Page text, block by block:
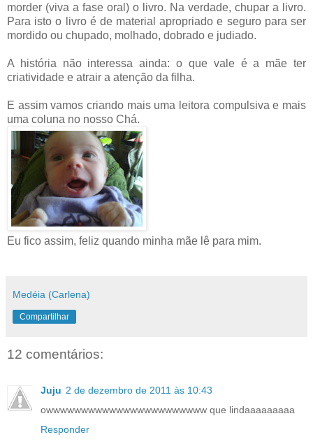
morder (viva a fase oral) o livro. Na verdade, chupar a livro.
Para isto o livro é de material apropriado e seguro para ser
mordido ou chupado, molhado, dobrado e judiado.
A história não interessa ainda: o que vale é a mãe ter
criatividade e atrair a atenção da filha.
E assim vamos criando mais uma leitora compulsiva e mais
uma coluna no nosso Chá.
Eu fico assim, feliz quando minha mãe lê para mim.
Medéia (Carlena)
Compartilhar
12 comentários:
Juju 2 de dezembro de 2011 às 10:43
owwwwwwwwwwwwwwwwwwwwwww que lindaaaaaaaaa
Responder